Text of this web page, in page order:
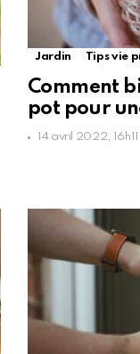
Jardin Tips vie
Comment
pot pour
14 avril 2022, 16h11